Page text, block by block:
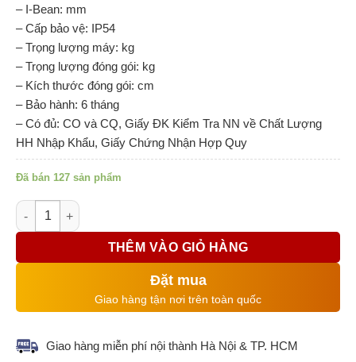
– I-Bean: mm
– Cấp bảo vệ: IP54
– Trọng lượng máy: kg
– Trọng lượng đóng gói: kg
– Kích thước đóng gói: cm
– Bảo hành: 6 tháng
– Có đủ: CO và CQ, Giấy ĐK Kiểm Tra NN về Chất Lượng
HH Nhập Khẩu, Giấy Chứng Nhận Hợp Quy
Đã bán 127 sản phẩm
Pa lăng xích điện di chuyển FUJIFA HHBB, 15T, 6M, 380V số
THÊM VÀO GIỎ HÀNG
Đặt mua
Giao hàng tận nơi trên toàn quốc
Giao hàng miễn phí nội thành Hà Nội & TP. HCM